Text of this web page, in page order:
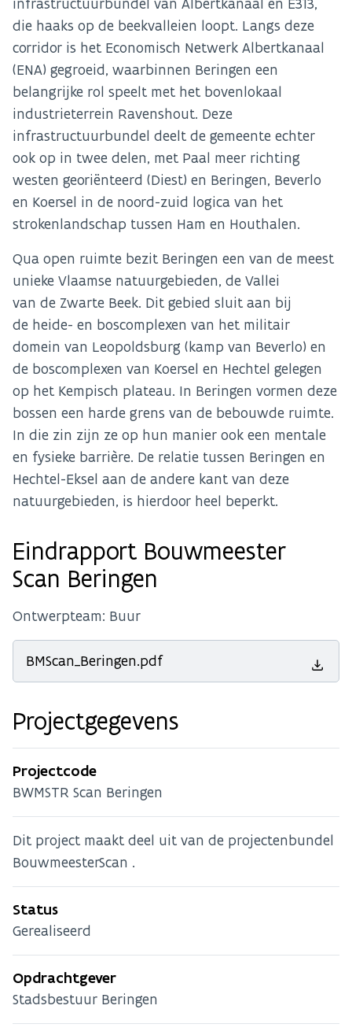
die haaks op de beekvalleien loopt. Langs deze
corridor is het Economisch Netwerk Albertkanaal
(ENA) gegroeid, waarbinnen Beringen een
belangrijke rol speelt met het bovenlokaal
industrieterrein Ravenshout. Deze
infrastructuurbundel deelt de gemeente echter
ook op in twee delen, met Paal meer richting
westen georiënteerd (Diest) en Beringen, Beverlo
en Koersel in de noord-zuid logica van het
strokenlandschap tussen Ham en Houthalen.
Qua open ruimte bezit Beringen een van de meest
unieke Vlaamse natuurgebieden, de Vallei
van de Zwarte Beek. Dit gebied sluit aan bij
de heide- en boscomplexen van het militair
domein van Leopoldsburg (kamp van Beverlo) en
de boscomplexen van Koersel en Hechtel gelegen
op het Kempisch plateau. In Beringen vormen deze
bossen een harde grens van de bebouwde ruimte.
In die zin zijn ze op hun manier ook een mentale
en fysieke barrière. De relatie tussen Beringen en
Hechtel-Eksel aan de andere kant van deze
natuurgebieden, is hierdoor heel beperkt.
Eindrapport Bouwmeester
Scan Beringen
Ontwerpteam: Buur
BMScan_Beringen.pdf
Projectgegevens
Projectcode
BWMSTR Scan Beringen
Dit project maakt deel uit van de projectenbundel
BouwmeesterScan .
Status
Gerealiseerd
Opdrachtgever
Stadsbestuur Beringen